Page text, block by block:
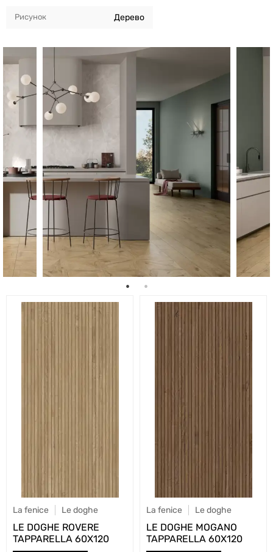
Рисунок Дерево
La fenice Le doghe
LE DOGHE ROVERE
TAPPARELLA 60X120
La fenice Le doghe
LE DOGHE MOGANO
TAPPARELLA 60X120